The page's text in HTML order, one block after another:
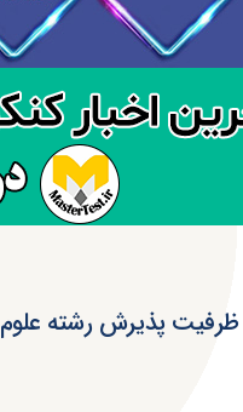
ظرفیت پذیرش رشته علوم